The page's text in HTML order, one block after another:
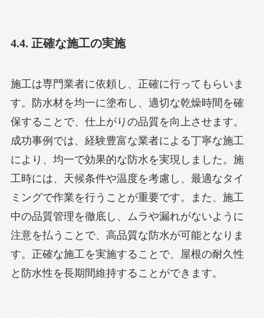
4.4. 正確な施工の実施
施工は専門業者に依頼し、正確に行ってもらいま
す。防水材を均一に塗布し、適切な乾燥時間を確
保することで、仕上がりの品質を向上させます。
成功事例では、経験豊富な業者による丁寧な施工
により、均一で効果的な防水を実現しました。施
工時には、天候条件や温度を考慮し、最適なタイ
ミングで作業を行うことが重要です。また、施工
中の品質管理を徹底し、ムラや漏れがないように
注意を払うことで、高品質な防水が可能となりま
す。正確な施工を実施することで、屋根の耐久性
と防水性を長期間維持することができます。